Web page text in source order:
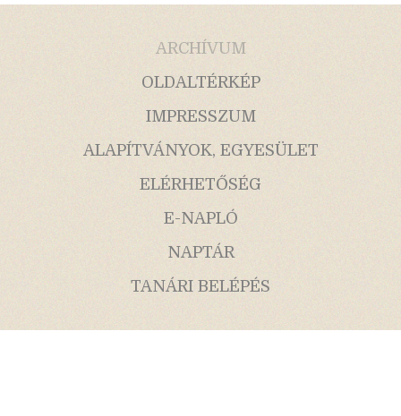
ARCHÍVUM
OLDALTÉRKÉP
IMPRESSZUM
ALAPÍTVÁNYOK, EGYESÜLET
ELÉRHETŐSÉG
E-NAPLÓ
NAPTÁR
TANÁRI BELÉPÉS